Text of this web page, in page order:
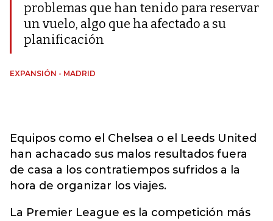
problemas que han tenido para reservar
un vuelo, algo que ha afectado a su
planificación
EXPANSIÓN - MADRID
Equipos como el Chelsea o el Leeds United
han achacado sus malos resultados fuera
de casa a los contratiempos sufridos a la
hora de organizar los viajes.
La Premier League es la competición más